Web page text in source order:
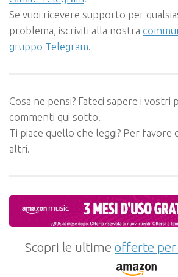
Se vuoi ricevere supporto per
problema, iscriviti alla nostra
gruppo Telegram.
Cosa ne pensi? Fateci sapere i vostri
commenti qui sotto.
Ti piace quello che leggi? Per favore
altri.
Scopri le ultime offerte per